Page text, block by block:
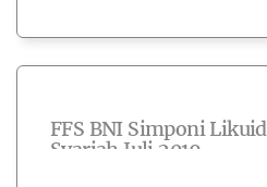
FFS BNI Simponi Likuid
Syariah Juli 2019